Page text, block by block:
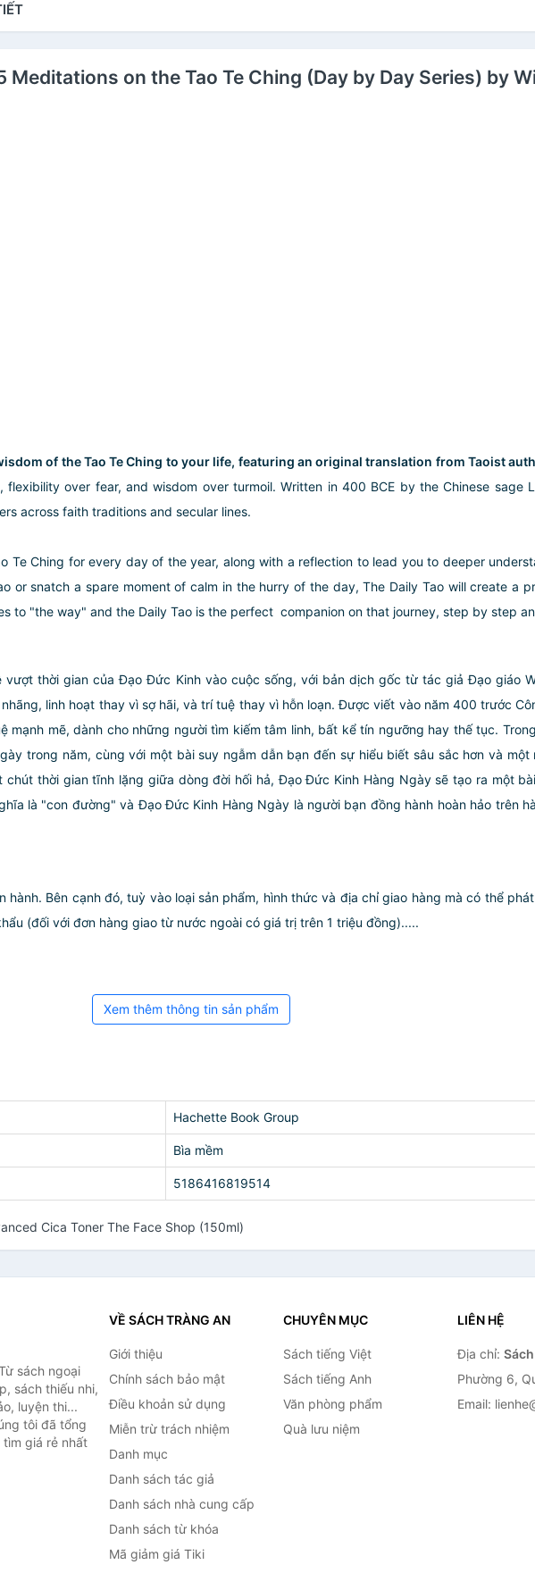
Meditations on the Tao Te Ching (Day by Day Series) by
of the Tao Te Ching to your life, featuring an original translation from Taoist
over fear, and wisdom over turmoil. Written in 400 BCE by the Chinese sage
across faith traditions and secular lines.
Te Ching for every day of the year, along with a reflection to lead you to deeper
or snatch a spare moment of calm in the hurry of the day, The Daily Tao will create a
to "the way" and the Daily Tao is the perfect companion on that journey, step by step
thời gian của Đạo Đức Kinh vào cuộc sống, với bản dịch gốc từ tác giả Đạo giáo
linh hoạt thay vì sợ hãi, và trí tuệ thay vì hỗn loạn. Được viết vào năm 400 trước
mạnh mẽ, dành cho những người tìm kiếm tâm linh, bất kể tín ngưỡng hay thế tục.
trong năm, cùng với một bài suy ngẫm dẫn bạn đến sự hiểu biết sâu sắc hơn và một
thời gian tĩnh lặng giữa dòng đời hối hả, Đạo Đức Kinh Hàng Ngày sẽ tạo ra một
là "con đường" và Đạo Đức Kinh Hàng Ngày là người bạn đồng hành hoàn hảo trên
hành. Bên cạnh đó, tuỳ vào loại sản phẩm, hình thức và địa chỉ giao hàng mà có thể
(đối với đơn hàng giao từ nước ngoài có giá trị trên 1 triệu đồng).....
Xem thêm thông tin sản phẩm
Hachette Book Group
Bìa mềm
5186416819514
Cica Toner The Face Shop (150ml)
sách ngoại
sách thiếu nhi,
luyện thi...
tôi đã tổng
giá rẻ nhất
VỀ SÁCH TRÀNG AN
Giới thiệu
Chính sách bảo mật
Điều khoản sử dụng
Miễn trừ trách nhiệm
Danh mục
Danh sách tác giả
Danh sách nhà cung cấp
Danh sách từ khóa
Mã giảm giá Tiki
CHUYÊN MỤC
Sách tiếng Việt
Sách tiếng Anh
Văn phòng phẩm
Quà lưu niệm
LIÊN HỆ
Địa chỉ:
Phường 6,
Email: